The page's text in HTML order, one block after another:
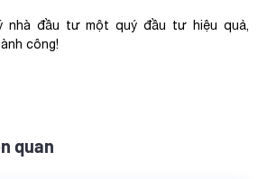
nhà đầu tư một quý đầu tư hiệu quả,
công!
quan